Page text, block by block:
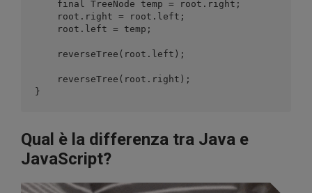
Qual è la differenza tra Java e
JavaScript?